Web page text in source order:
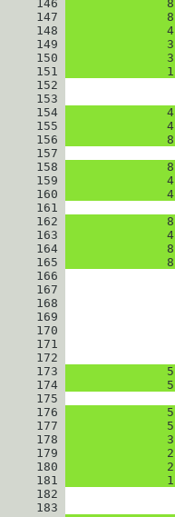
     146
     147
     148
     149
     150
     151
     152
     153
     154
     155
     156
     157
     158
     159
     160
     161
     162
     163
     164
     165
     166
     167
     168
     169
     170
     171
     172
     173
     174
     175
     176
     177
     178
     179
     180
     181
     182
     183